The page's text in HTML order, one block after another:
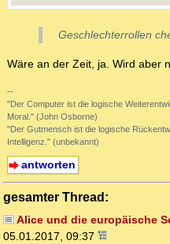
Geschlechterrollen
Wäre an der Zeit, ja. Wird aber
--
"Der Computer ist die logische
Moral." (John Osborne)
"Der Gutmensch ist die logische
Intelligenz." (unbekannt)
antworten
gesamter Thread:
Alice und die europäische
05.01.2017, 09:37